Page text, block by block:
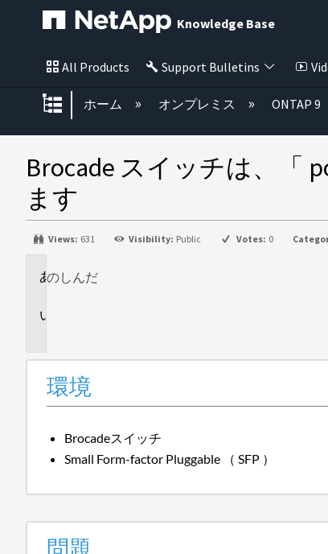
Knowledge Base
All Products Support Bulletins
グローバル階層を展開/折り
ホーム オンプレミス ONTAP 9
Brocade スイッチは、「
ます
Views: 631 Visibility: Public Votes: 0
環
のし んだ
環境
Brocadeスイッチ
Small Form-factor Pluggable （ SFP ）
問題